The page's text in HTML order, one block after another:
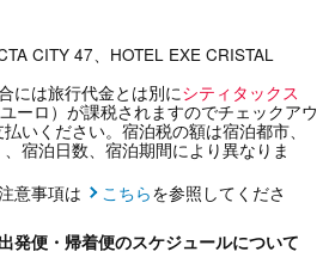
CITY 47、HOTEL EXE CRISTAL
には旅行代金とは別にシティタックス
ーロ）が課税されますのでチェックアウ
いください。宿泊税の額は宿泊都市、
宿泊日数、宿泊期間により異なりま
意事項は
こちらを参照してくださ
発便・帰着便のスケジュールについて